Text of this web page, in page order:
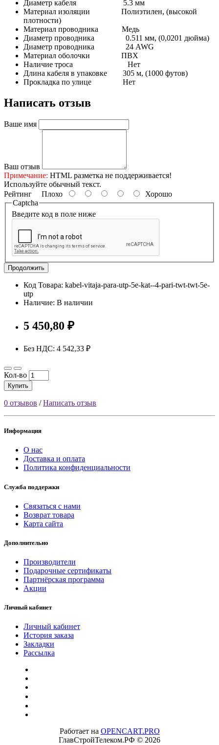
Диаметр кабеля 5.3 мм
Материал изоляции Полиэтилен, (высокой
плотности)
Материал проводника Медь
Диаметр проводника 0.511 мм, (0,0201 дюйма)
Диаметр проводника 24 AWG
Материал оболочки ПВХ
Наличие троса Нет
Длина кабеля в упаковке 305 м, (1000 футов)
Прокладка по улице Нет
Написать отзыв
Ваше имя
Ваш отзыв
Примечание: HTML разметка не поддерживается!
Используйте обычный текст.
Рейтинг Плохо
Хорошо
Captcha
Введите код в поле ниже
Продолжить
Код Товара: kabel-vitaja-para-utp-5e-kat--4-pari-twt-twt-5e-
utp
Наличие: В наличии
5 450,80 ₽
Без НДС: 4 542,33 ₽
Кол-во
Купить
0 отзывов /Написать отзыв
Информация
О нас
Доставка и оплата
Политика конфиденциальности
Служба поддержки
Связаться с нами
Возврат товара
Карта сайта
Дополнительно
Производители
Подарочные сертификаты
Партнёрская программа
Акции
Личный кабинет
Личный кабинет
История заказа
Закладки
Рассылка
Работает на OPENCART.PRO
ГлавСтройТелеком.РФ © 2026